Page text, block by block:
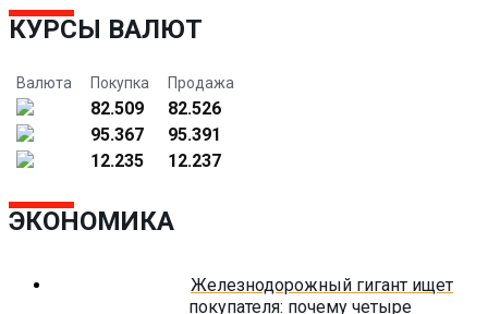
КУРСЫ ВАЛЮТ
Валюта Покупка Продажа
82.509
82.526
95.367
95.391
12.235
12.237
ЭКОНОМИКА
Железнодорожный гигант ищет
покупателя: почему четыре